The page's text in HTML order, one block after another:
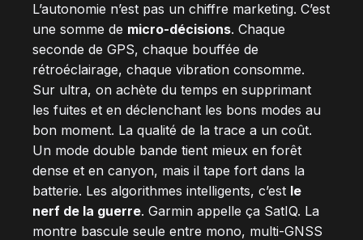
L’autonomie n’est pas un chiffre marketing. C’est
une somme de micro-décisions. Chaque
seconde de GPS, chaque bouffée de
rétroéclairage, chaque vibration consomme.
Sur ultra, on achète du temps en supprimant
les fuites et en déclenchant les bons modes au
bon moment. La qualité de la trace a un coût.
Un mode double bande tient mieux en forêt
dense et en canyon, mais il tape fort dans la
batterie. Les algorithmes intelligents, c’est le
nerf de la guerre. Garmin appelle ça SatIQ. La
montre bascule seule entre mono, multi-GNSS